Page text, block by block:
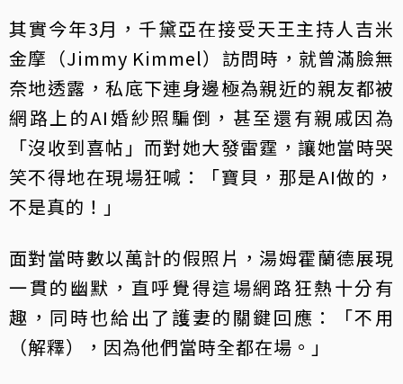
其實今年3月，千黛亞在接受天王主持人吉米
金摩（Jimmy Kimmel）訪問時，就曾滿臉無
奈地透露，私底下連身邊極為親近的親友都被
網路上的AI婚紗照騙倒，甚至還有親戚因為
「沒收到喜帖」而對她大發雷霆，讓她當時哭
笑不得地在現場狂喊：「寶貝，那是AI做的，
不是真的！」
面對當時數以萬計的假照片，湯姆霍蘭德展現
一貫的幽默，直呼覺得這場網路狂熱十分有
趣，同時也給出了護妻的關鍵回應：「不用
（解釋），因為他們當時全都在場。」